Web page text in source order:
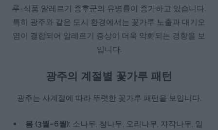
루-식품 알레르기 증후군의 유병률이 증가하고 있습니다.
특히 광주와 같은 도시 환경에서는 꽃가루 노출과 대기오
염이 결합되어 알레르기 증상이 더욱 악화되는 경향을 보
입니다.
광주의 계절별 꽃가루 패턴
광주는 사계절에 따라 뚜렷한 꽃가루 패턴을 보입니다.
봄 (3월~6월): 소나무, 참나무, 오리나무, 자작나무, 일